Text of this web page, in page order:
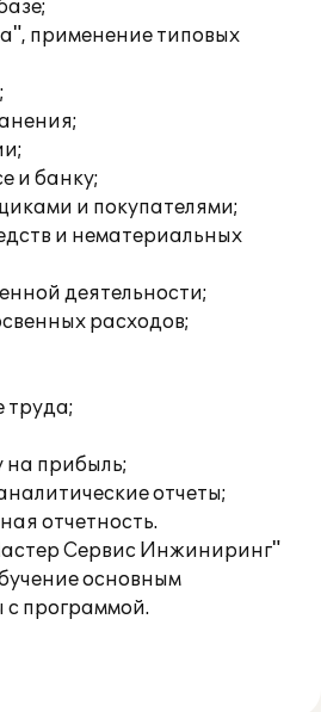
применение типовых
и банку;
и покупателями;
и нематериальных
деятельности;
расходов;
труда;
на прибыль;
отчеты;
отчетность.
Сервис Инжиниринг"
основным
программой.